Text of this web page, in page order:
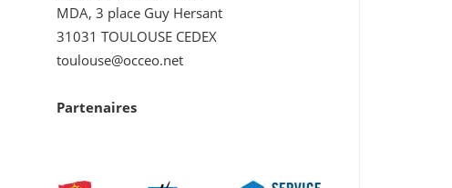
MDA, 3 place Guy Hersant
31031 TOULOUSE CEDEX
toulouse@occeo.net
Partenaires